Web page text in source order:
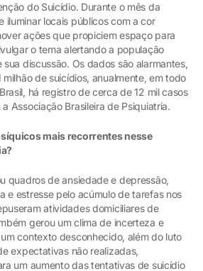
do Suicídio. Durante o mês da
iluminar locais públicos com a cor
ações que propiciem espaço para
o tema alertando a população
discussão. Os dados são alarmantes,
milhão de suicídios, anualmente, em todo
há registro de cerca de 12 mil casos
Associação Brasileira de Psiquiatria.
mais recorrentes nesse
quadros de ansiedade e depressão,
e estresse pelo acúmulo de tarefas nos
atividades domiciliares de
gerou um clima de incerteza e
contexto desconhecido, além do luto
expectativas não realizadas,
um aumento das tentativas de suicídio